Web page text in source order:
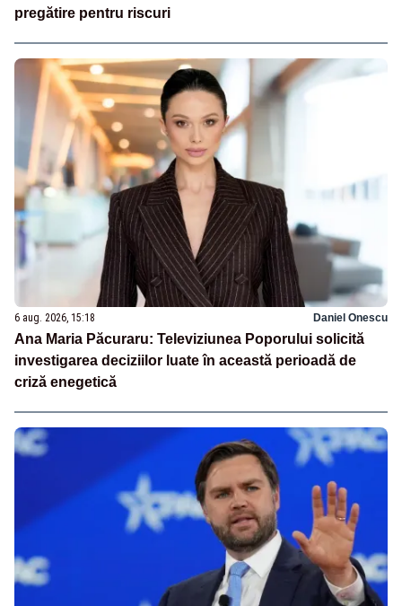
pregătire pentru riscuri
6 aug. 2026, 15:18 Daniel Onescu
Ana Maria Păcuraru: Televiziunea Poporului solicită
investigarea deciziilor luate în această perioadă de
criză enegetică